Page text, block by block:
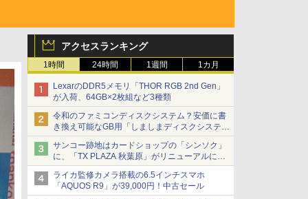
アクセスランキング
1時間 24時間 1週間 1カ月
LexarのDDR5メモリ「THOR RGB 2nd Gen」
が入荷、64GB×2枚組など3種類
令和のファミコンディスクシステム？安価に書
き換え可能なGB用「しましまディスクシステ
ム」
サンコー跡地はカードショップの「シンソク」
に、「TX PLAZA 秋葉原」がリニューアルに伴
い一時休業、ジャンクのDDR2メモリが100円
で販売など～ 最近の秋葉原 ～
ライカ監修カメラ搭載の6.5インチスマホ
「AQUOS R9」が39,000円！中古セール